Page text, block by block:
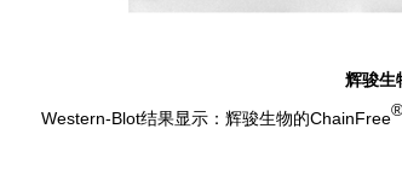
辉骏生
Western-Blot结果显示：辉骏生物的ChainFree®